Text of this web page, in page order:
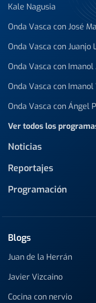
Kale Nagusia
Onda Vasca con José
Onda Vasca con
Onda Vasca con
Onda Vasca con
Onda Vasca con Ángel
Ver todos los
Noticias
Reportajes
Programación
Blogs
Juan de la Herrán
Javier Vizcaino
Cocina con nervio